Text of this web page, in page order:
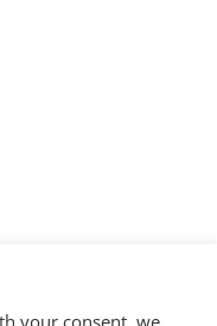
your consent, we